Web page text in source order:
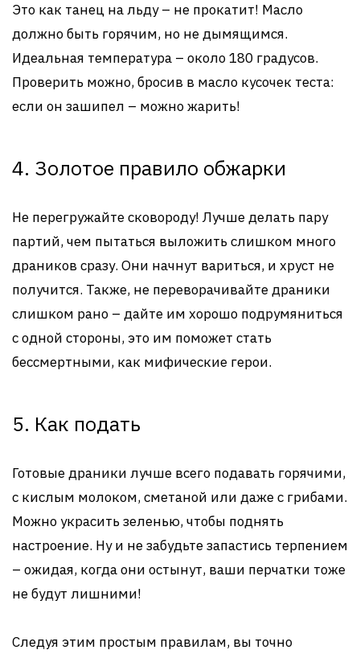
Это как танец на льду – не прокатит! Масло
должно быть горячим, но не дымящимся.
Идеальная температура – около 180 градусов.
Проверить можно, бросив в масло кусочек теста:
если он зашипел – можно жарить!
4. Золотое правило обжарки
Не перегружайте сковороду! Лучше делать пару
партий, чем пытаться выложить слишком много
драников сразу. Они начнут вариться, и хруст не
получится. Также, не переворачивайте драники
слишком рано – дайте им хорошо подрумяниться
с одной стороны, это им поможет стать
бессмертными, как мифические герои.
5. Как подать
Готовые драники лучше всего подавать горячими,
с кислым молоком, сметаной или даже с грибами.
Можно украсить зеленью, чтобы поднять
настроение. Ну и не забудьте запастись терпением
– ожидая, когда они остынут, ваши перчатки тоже
не будут лишними!
Следуя этим простым правилам, вы точно